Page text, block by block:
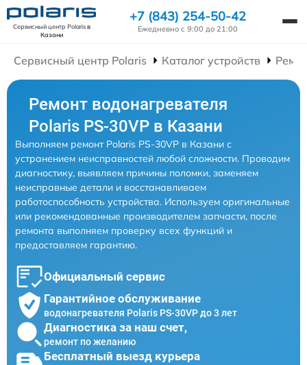
Сервисный центр Polarisв
Казани
+7 (843) 254-50-42
Ежедневно с 9:00 до 21:00
Сервисный центр Polaris Каталог устройств
Ремонт водонагревателя
Polaris PS-30VP в Казани
Выполняем ремонт Polaris PS-30VP в Казани с
устранением неисправностей любой сложности. Проводим
диагностику, выявляем причины поломки, заменяем
неисправные детали и восстанавливаем
работоспособность устройства. Используем оригинальные
или рекомендованные производителем запчасти, после
ремонта выполняем проверку всех функций и
предоставляем гарантию.
Официальный сервис
Гарантийное обслуживание
водонагревателя Polaris PS-30VP до 3 лет
Диагностика за наш счет,
ремонт по желанию
Бесплатный выезд курьера